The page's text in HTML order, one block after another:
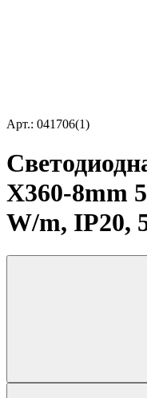
Арт.: 041706(1)
X360-8mm
W/m, IP20,